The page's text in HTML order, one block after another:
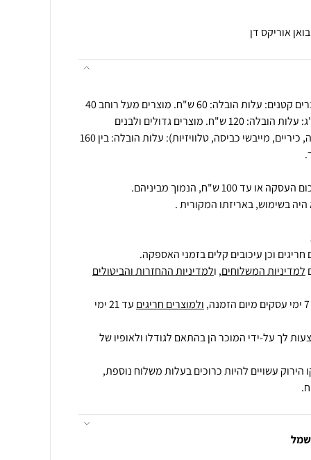
אוריקס דן
תנאי הובלה בביטול עסקה : מוצרים קטנים: עלות הובלה: 60 ש"ח. מוצרים מעל רוחב 40
ס"מ על 40 ס"מ ו/או מעל 15 ק"ג: עלות הובלה: 120 ש"ח. מוצרים גדולים ולבנים
(מקררים, מקפיאים, תנורי אפייה, כיריים, מייבשי כביסה, טלוויזיות): עלות הובלה: בין 160
בשימוש, באריזתו המקורית .
וכן עיכובים קלים בזמני האספקה.
למדיניות המשלוחים, ולמדיניות ההחזרות והביטולים
ולמוצרים חריגים עד 21 ימי
לך על-ידי המוכר הן בהתאם לגודלו ולאופיו של
הירוק עשויים להיות כרוכים בעלות משלוח נוספת,